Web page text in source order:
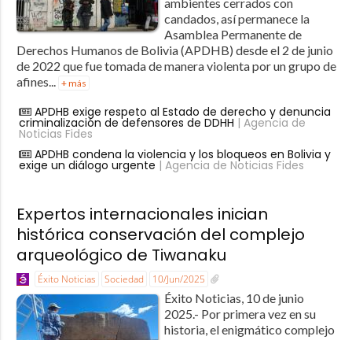
candados, así permanece la
Asamblea Permanente de
Derechos Humanos de Bolivia (APDHB) desde el 2 de junio
de 2022 que fue tomada de manera violenta por un grupo de
afines... + más
APDHB exige respeto al Estado de derecho y denuncia
criminalización de defensores de DDHH | Agencia de
Noticias Fides
APDHB condena la violencia y los bloqueos en Bolivia y
exige un diálogo urgente | Agencia de Noticias Fides
Expertos internacionales inician
histórica conservación del complejo
arqueológico de Tiwanaku
Éxito Noticias Sociedad 10/Jun/2025
Éxito Noticias, 10 de junio
2025.- Por primera vez en su
historia, el enigmático complejo